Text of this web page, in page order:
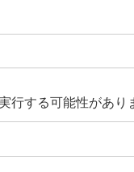
行する可能性があり